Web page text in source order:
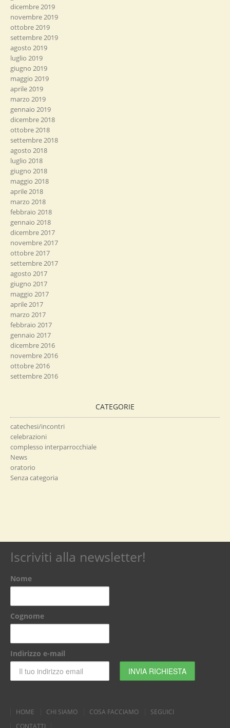
dicembre 2019
novembre 2019
ottobre 2019
settembre 2019
agosto 2019
luglio 2019
giugno 2019
maggio 2019
aprile 2019
marzo 2019
gennaio 2019
dicembre 2018
ottobre 2018
settembre 2018
agosto 2018
luglio 2018
giugno 2018
maggio 2018
aprile 2018
marzo 2018
febbraio 2018
gennaio 2018
dicembre 2017
novembre 2017
ottobre 2017
settembre 2017
agosto 2017
giugno 2017
maggio 2017
aprile 2017
marzo 2017
febbraio 2017
gennaio 2017
dicembre 2016
novembre 2016
ottobre 2016
settembre 2016
CATEGORIE
catechesi/incontri
celebrazioni
complesso interparrocchiale
News
oratorio
Senza categoria
Iscriviti alla newsletter!
Nome
Cognome
Indirizzo e-mail
HOME CHI SIAMO COSA FACCIAMO
SEGUICI
CONTATTI